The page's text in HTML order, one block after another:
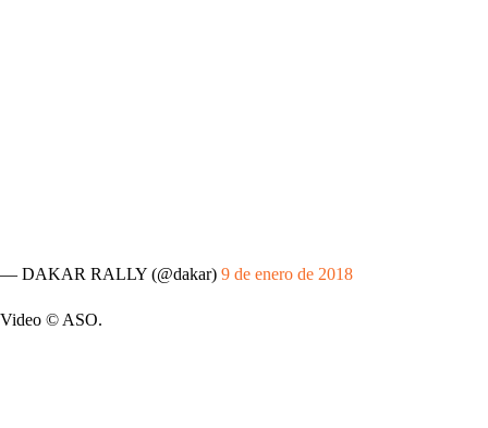
— DAKAR RALLY (@dakar) 9 de enero de 2018
Video © ASO.